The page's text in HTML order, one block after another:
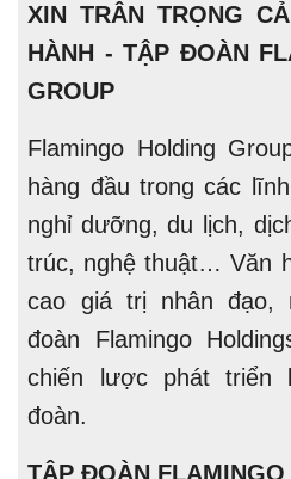
XIN TRÂN TRỌNG
HÀNH - TẬP ĐOÀN
GROUP
Flamingo Holding
hàng đầu trong các
nghỉ dưỡng, du lịch,
trúc, nghệ thuật… Văn
cao giá trị nhân đạo,
đoàn Flamingo
chiến lược phát triển
đoàn.
TẬP ĐOÀN